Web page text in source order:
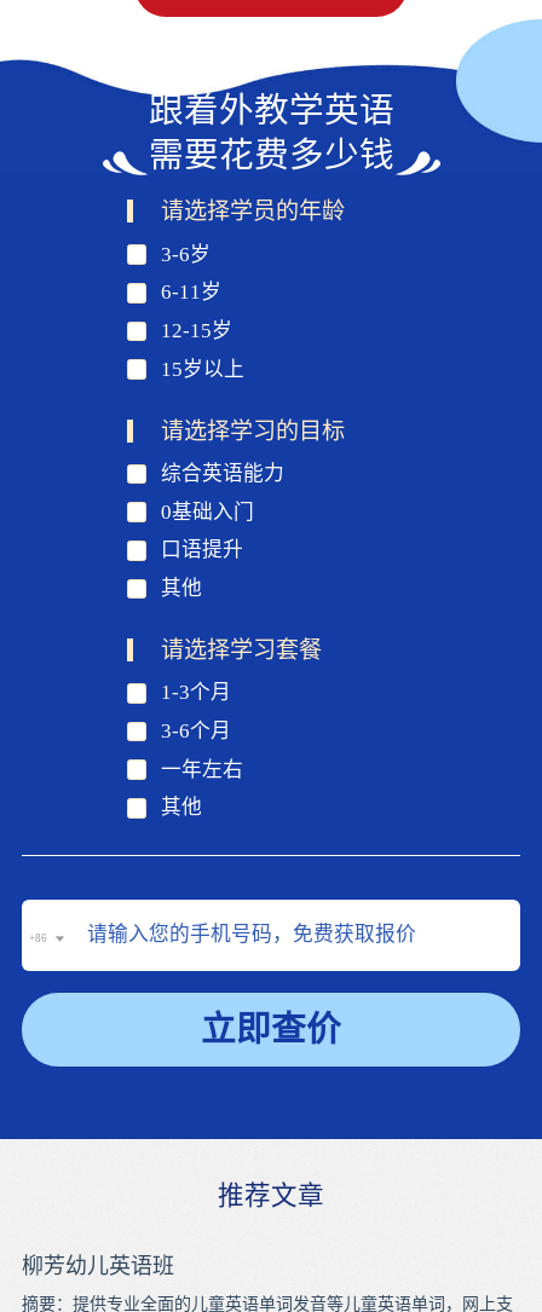
跟着外教学英语
需要花费多少钱
请选择学员的年龄
3-6岁
6-11岁
12-15岁
15岁以上
请选择学习的目标
综合英语能力
0基础入门
口语提升
其他
请选择学习套餐
1-3个月
3-6个月
一年左右
其他
+86
立即查价
推荐文章
柳芳幼儿英语班
摘要：提供专业全面的儿童英语单词发音等儿童英语单词，网上支